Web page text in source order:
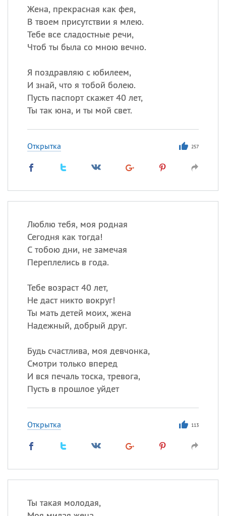
Жена, прекрасная как фея,
В твоем присутствии я млею.
Тебе все сладостные речи,
Чтоб ты была со мною вечно.
Я поздравляю с юбилеем,
И знай, что я тобой болею.
Пусть паспорт скажет 40 лет,
Ты так юна, и ты мой свет.
Открытка 257
Люблю тебя, моя родная
Сегодня как тогда!
С тобою дни, не замечая
Переплелись в года.
Тебе возраст 40 лет,
Не даст никто вокруг!
Ты мать детей моих, жена
Надежный, добрый друг.
Будь счастлива, моя девчонка,
Смотри только вперед
И вся печаль тоска, тревога,
Пусть в прошлое уйдет
Открытка 113
Ты такая молодая,